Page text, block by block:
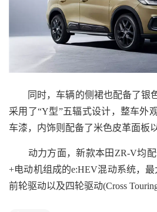
同时，车辆的侧裙也配备了银色
采用了“Y型”五辐式设计，整车外
车漆，内饰则配备了米色皮革面板
动力方面，新款本田ZR-V均配
+电动机组成的e:HEV混动系统，
前轮驱动以及四轮驱动(Cross